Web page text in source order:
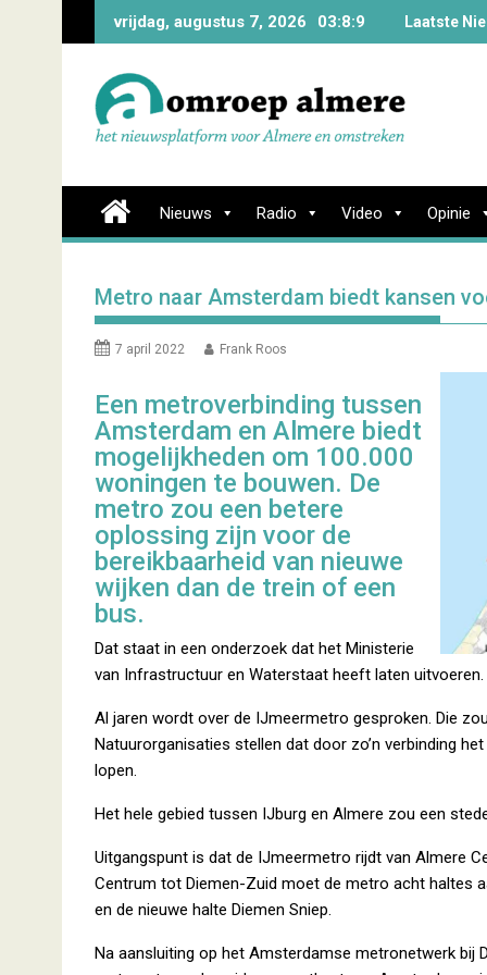
vrijdag, augustus 7, 2026 03:8:10 Laatste
Nieuws Radio Video Opinie
Metro naar Amsterdam biedt kansen
7 april 2022 Frank Roos
Een metroverbinding tussen
Amsterdam en Almere biedt
mogelijkheden om 100.000
woningen te bouwen. De
metro zou een betere
oplossing zijn voor de
bereikbaarheid van nieuwe
wijken dan de trein of een
bus.
Dat staat in een onderzoek dat het Ministerie
van Infrastructuur en Waterstaat heeft laten uitvoeren.
Al jaren wordt over de IJmeermetro gesproken. Die
Natuurorganisaties stellen dat door zo’n verbinding
lopen.
Het hele gebied tussen IJburg en Almere zou een
Uitgangspunt is dat de IJmeermetro rijdt van Almere
Centrum tot Diemen-Zuid moet de metro acht haltes
en de nieuwe halte Diemen Sniep.
Na aansluiting op het Amsterdamse metronetwerk bij